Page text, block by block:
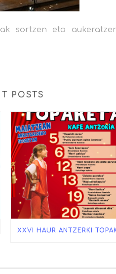
sortzen eta
POSTS
XXVI HAUR ANTZERKI